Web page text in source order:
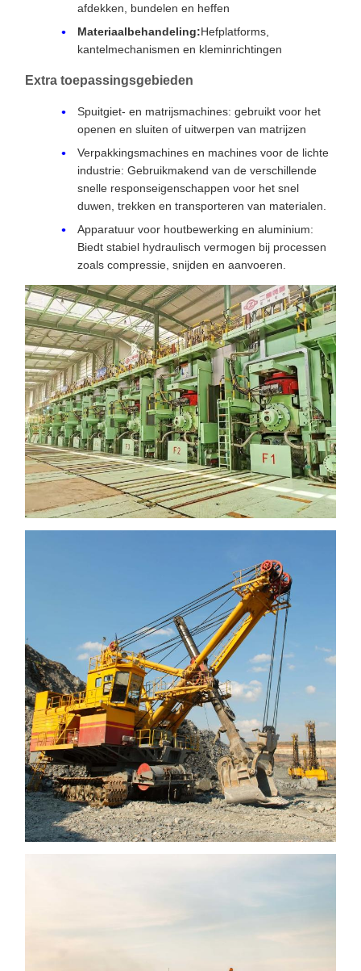
afdekken, bundelen en heffen
Materiaalbehandeling:Hefplatforms,
kantelmechanismen en kleminrichtingen
Extra toepassingsgebieden
Spuitgiet- en matrijsmachines: gebruikt voor het
openen en sluiten of uitwerpen van matrijzen
Verpakkingsmachines en machines voor de lichte
industrie: Gebruikmakend van de verschillende
snelle responseigenschappen voor het snel
duwen, trekken en transporteren van materialen.
Apparatuur voor houtbewerking en aluminium:
Biedt stabiel hydraulisch vermogen bij processen
zoals compressie, snijden en aanvoeren.